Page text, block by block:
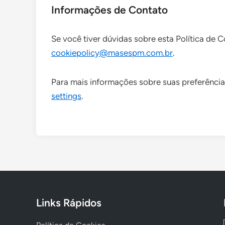
Informações de Contato
Se você tiver dúvidas sobre esta Política de
cookiepolicy@masespm.com.br.
Para mais informações sobre suas
settings.
Links Rápidos